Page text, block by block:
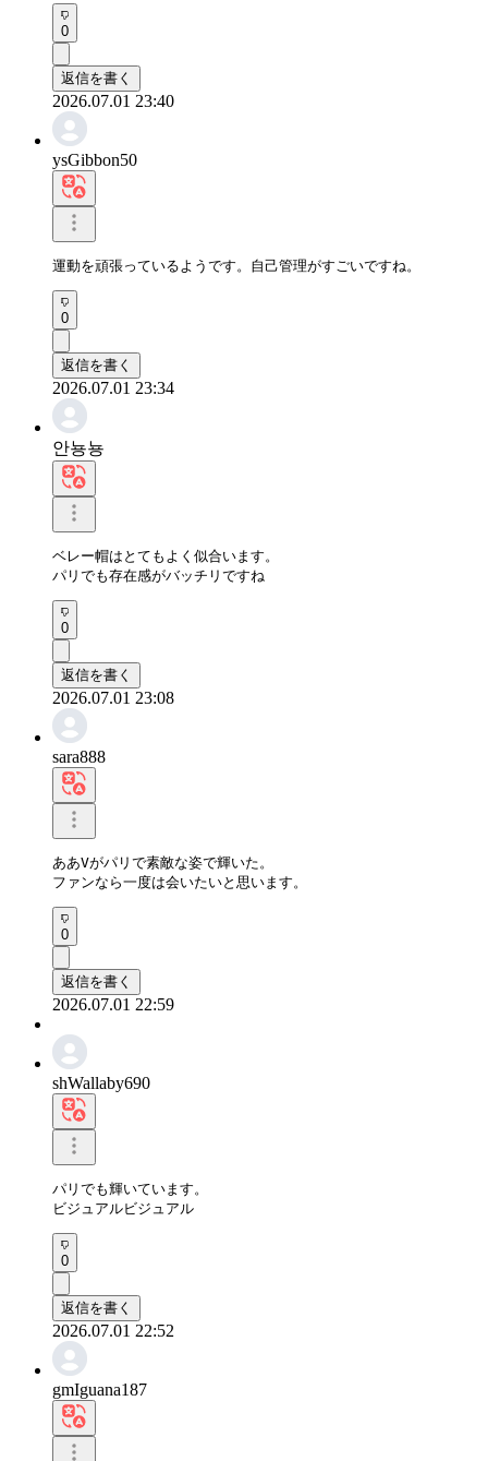
0
返信を書く
2026.07.01 23:40
ysGibbon50
運動を頑張っているようです。自己管理がすごいですね。
0
返信を書く
2026.07.01 23:34
안뇽뇽
ベレー帽はとてもよく似合います。
パリでも存在感がバッチリですね
0
返信を書く
2026.07.01 23:08
sara888
ああVがパリで素敵な姿で輝いた。
ファンなら一度は会いたいと思います。
0
返信を書く
2026.07.01 22:59
shWallaby690
パリでも輝いています。
ビジュアルビジュアル
0
返信を書く
2026.07.01 22:52
gmIguana187